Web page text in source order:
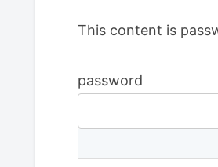
This content is
password